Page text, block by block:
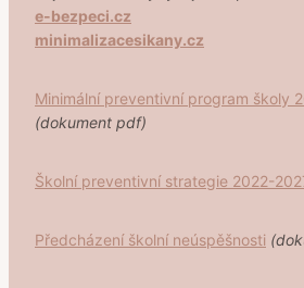
e-bezpeci.cz
minimalizacesikany.cz
Minimální preventivní program školy
(dokument pdf)
Školní preventivní strategie 2022-
Předcházení školní neúspěšnosti